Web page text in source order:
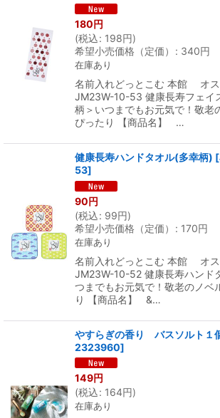
180円
(税込: 198円)
希望小売価格（定価）
: 340円
在庫あり
名前入れどっとこむ 本館 オス
JM23W-10-53 健康長寿フェイ
柄＞いつまでもお元気で！敬老
ぴったり 【商品名】 …
健康長寿ハンドタオル(多幸柄) [
53]
90円
(税込: 99円)
希望小売価格（定価）
: 170円
在庫あり
名前入れどっとこむ 本館 オス
JM23W-10-52 健康長寿ハンド
つまでもお元気で！敬老のノベ
り 【商品名】 &…
やすらぎの香り バスソルト１
2323960]
149円
(税込: 164円)
在庫あり